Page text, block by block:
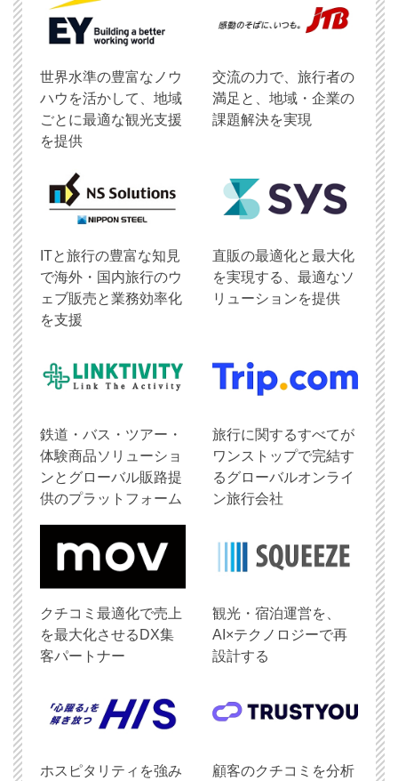
世界水準の豊富なノウ
ハウを活かして、地域
ごとに最適な観光支援
を提供
交流の力で、旅行者の
満足と、地域・企業の
課題解決を実現
ITと旅行の豊富な知見
で海外・国内旅行のウ
ェブ販売と業務効率化
を支援
直販の最適化と最大化
を実現する、最適なソ
リューションを提供
鉄道・バス・ツアー・
体験商品ソリューショ
ンとグローバル販路提
供のプラットフォーム
旅行に関するすべてが
ワンストップで完結す
るグローバルオンライ
ン旅行会社
クチコミ最適化で売上
を最大化させるDX集
客パートナー
観光・宿泊運営を、
AI×テクノロジーで再
設計する
ホスピタリティを強み
顧客のクチコミを分析